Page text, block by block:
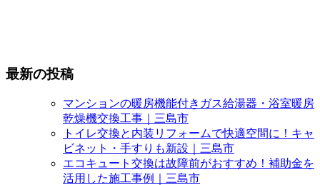
最新の投稿
マンションの暖房機能付きガス給湯器・浴室暖房
乾燥機交換工事｜三島市
トイレ交換と内装リフォームで快適空間に！キャ
ビネット・手すりも新設｜三島市
エコキュート交換は故障前がおすすめ！補助金を
活用した施工事例｜三島市